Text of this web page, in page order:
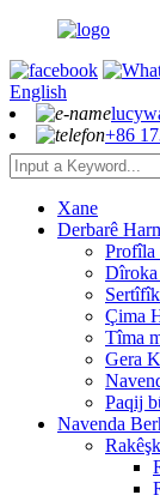
English
+86
Xane
Derbarê
Profîla
Dîroka
Çima
Tîma
Gera
Paqij
Navenda